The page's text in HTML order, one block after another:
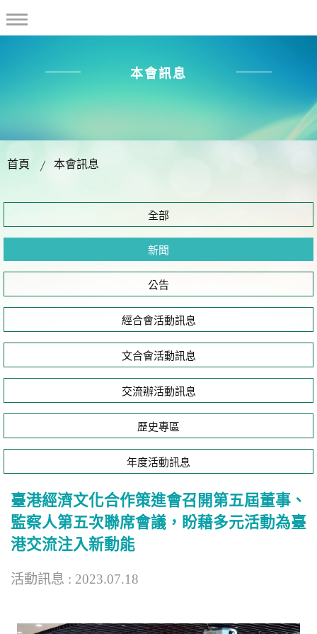
本會訊息
首頁 本會訊息
全部
新聞
公告
經合會活動訊息
文合會活動訊息
交流辦活動訊息
歷史專區
年度活動訊息
臺港經濟文化合作策進會召開第五屆董事、
監察人第五次聯席會議，盼藉多元活動為臺
港交流注入新動能
活動訊息 : 2023.07.18